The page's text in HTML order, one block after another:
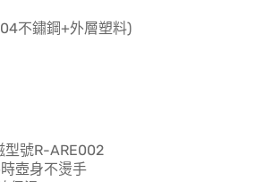
不鏽鋼+外層塑料)
號R-ARE002
壺身不燙手